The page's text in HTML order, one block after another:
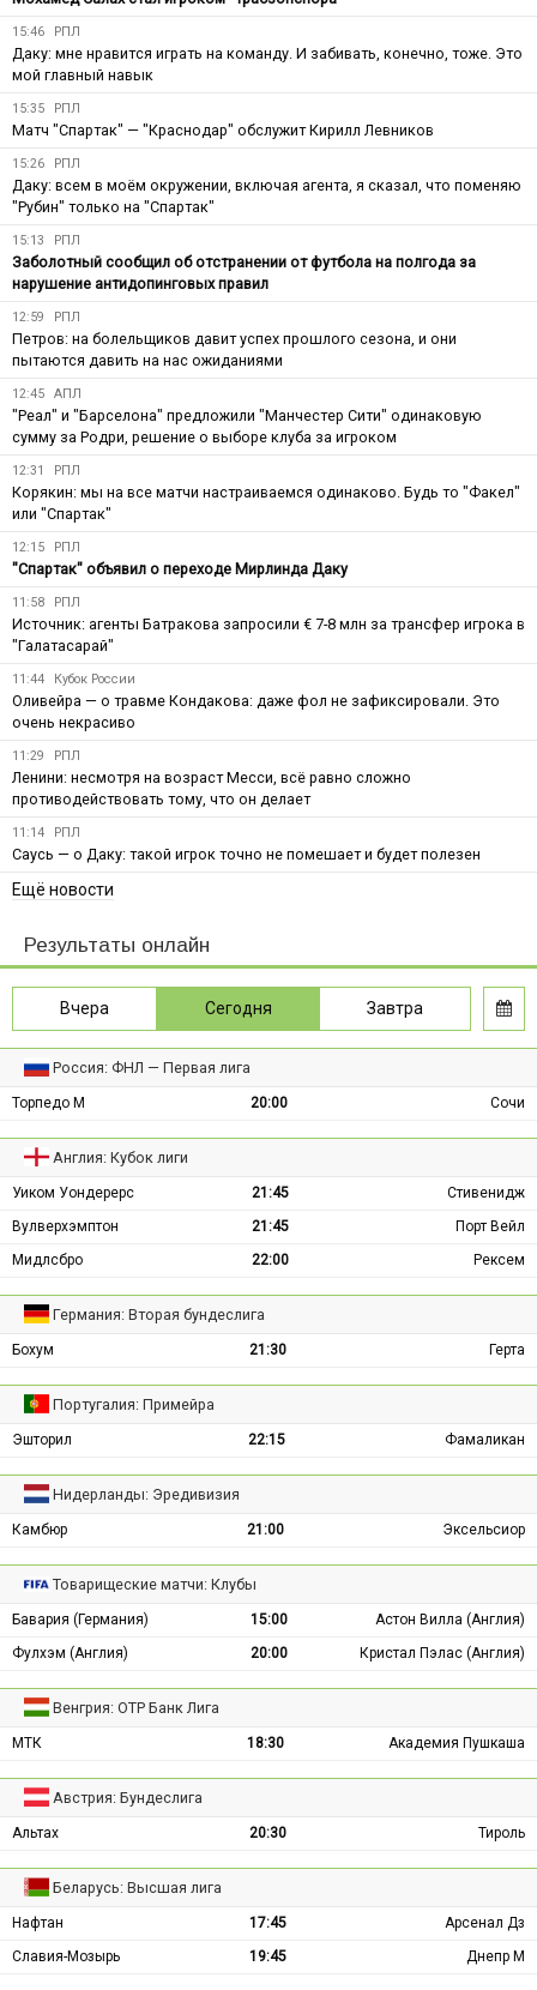
15:46 РПЛ
Даку: мне нравится играть на команду. И забивать, конечно, тоже. Это
мой главный навык
15:35 РПЛ
Матч "Спартак" — "Краснодар" обслужит Кирилл Левников
15:26 РПЛ
Даку: всем в моём окружении, включая агента, я сказал, что поменяю
"Рубин" только на "Спартак"
15:13 РПЛ
Заболотный сообщил об отстранении от футбола на полгода за
нарушение антидопинговых правил
12:59 РПЛ
Петров: на болельщиков давит успех прошлого сезона, и они
пытаются давить на нас ожиданиями
12:45 АПЛ
"Реал" и "Барселона" предложили "Манчестер Сити" одинаковую
сумму за Родри, решение о выборе клуба за игроком
12:31 РПЛ
Корякин: мы на все матчи настраиваемся одинаково. Будь то "Факел"
или "Спартак"
12:15 РПЛ
"Спартак" объявил о переходе Мирлинда Даку
11:58 РПЛ
Источник: агенты Батракова запросили € 7-8 млн за трансфер игрока в
"Галатасарай"
11:44 Кубок России
Оливейра — о травме Кондакова: даже фол не зафиксировали. Это
очень некрасиво
11:29 РПЛ
Ленини: несмотря на возраст Месси, всё равно сложно
противодействовать тому, что он делает
11:14 РПЛ
Саусь — о Даку: такой игрок точно не помешает и будет полезен
Ещё новости
Результаты онлайн
Вчера Сегодня Завтра
Россия: ФНЛ — Первая лига
Торпедо М 20:00 Сочи
Англия: Кубок лиги
Уиком Уондерерс 21:45
Стивенидж
Вулверхэмптон
21:45
Порт Вейл
Мидлсбро
22:00 Рексем
Германия: Вторая бундеслига
Бохум 21:30 Герта
Португалия: Примейра
Эшторил 22:15 Фамаликан
Нидерланды: Эредивизия
Камбюр 21:00 Эксельсиор
Товарищеские матчи: Клубы
Бавария (Германия) 15:00
Астон Вилла (Англия)
Фулхэм (Англия)
20:00 Кристал Пэлас (Англия)
Венгрия: ОТР Банк Лига
МТК 18:30 Академия Пушкаша
Австрия: Бундеслига
Альтах 20:30 Тироль
Беларусь: Высшая лига
Нафтан 17:45
Арсенал Дз
Славия-Мозырь
19:45 Днепр М